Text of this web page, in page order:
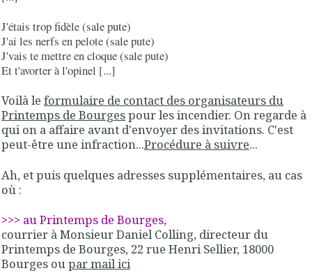
J'étais trop fidèle (sale pute)
J'ai les nerfs en pelote (sale pute)
J'vais te mettre en cloque (sale pute)
Et t'avorter à l'opinel [...]
Voilà le formulaire de contact des organisateurs du
Printemps de Bourgespour les incendier. On regarde à
qui on a affaire avant d'envoyer des invitations. C'est
peut-être une infraction...Procédure à suivre...
Ah, et puis quelques adresses supplémentaires, au cas
où :
>>> au Printemps de Bourges,
courrier à Monsieur Daniel Colling, directeur du
Printemps de Bourges, 22 rue Henri Sellier, 18000
Bourges oupar mail ici